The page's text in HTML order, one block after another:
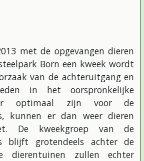
met de opgevangen dieren
Born een kweek wordt
van de achteruitgang en
in het oorspronkelijke
optimaal zijn voor de
kunnen er dan weer dieren
De kweekgroep van de
blijft grotendeels achter de
dierentuinen zullen echter